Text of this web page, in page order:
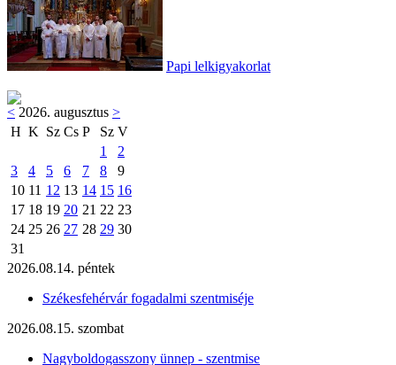
Papi lelkigyakorlat
< 2026. augusztus >
H K Sz Cs P Sz V
1
2
3
4 5 6 7 8
9
10 11 12 13 14 15 16
17 18 19 20 21 22 23
24 25 26 27 28 29 30
31
2026.08.14. péntek
Székesfehérvár fogadalmi szentmiséje
2026.08.15. szombat
Nagyboldogasszony ünnep - szentmise